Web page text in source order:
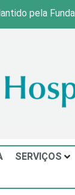
pela
SERVIÇOS